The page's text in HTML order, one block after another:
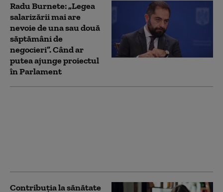
Radu Burnete: „Legea
salarizării mai are
nevoie de una sau două
săptămâni de
negocieri”. Când ar
putea ajunge proiectul
în Parlament
Contribuția la sănătate